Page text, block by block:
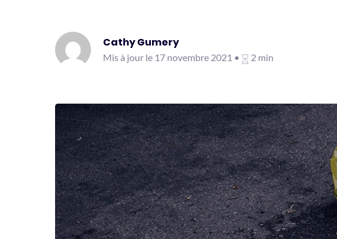
Cathy Gumery
Mis à jour le 17 novembre 2021 • 2 min